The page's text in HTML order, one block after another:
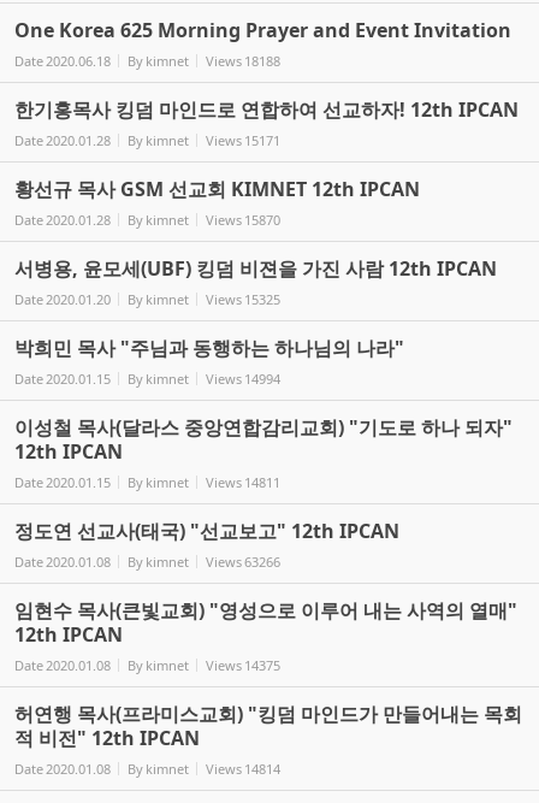
One Korea 625 Morning Prayer and Event Invitation
Date2020.06.18 By kimnet Views 18188
한기홍목사 킹덤 마인드로 연합하여 선교하자! 12th IPCAN
Date2020.01.28 By kimnet Views 15171
황선규 목사 GSM 선교회 KIMNET 12th IPCAN
Date2020.01.28 By kimnet Views 15870
서병용, 윤모세(UBF) 킹덤 비젼을 가진 사람 12th IPCAN
Date2020.01.20 By kimnet Views 15325
박희민 목사 "주님과 동행하는 하나님의 나라"
Date2020.01.15 By kimnet Views 14994
이성철 목사(달라스 중앙연합감리교회) "기도로 하나 되자"
12th IPCAN
Date2020.01.15 By kimnet Views 14811
정도연 선교사(태국) "선교보고" 12th IPCAN
Date2020.01.08 By kimnet Views63266
임현수 목사(큰빛교회) "영성으로 이루어 내는 사역의 열매"
12th IPCAN
Date2020.01.08 By kimnet Views 14375
허연행 목사(프라미스교회) "킹덤 마인드가 만들어내는 목회
적 비전" 12th IPCAN
Date2020.01.08 By kimnet Views 14814